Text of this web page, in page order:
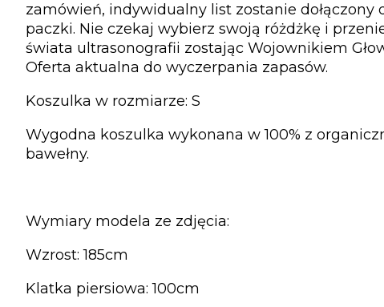
zamówień, indywidualny list zostanie dołączony
paczki. Nie czekaj wybierz swoją różdżkę i
świata ultrasonografii zostając Wojownikiem
Oferta aktualna do wyczerpania zapasów.
Koszulka w rozmiarze: S
Wygodna koszulka wykonana w 100% z
bawełny.
Wymiary modela ze zdjęcia:
Wzrost: 185cm
Klatka piersiowa: 100cm